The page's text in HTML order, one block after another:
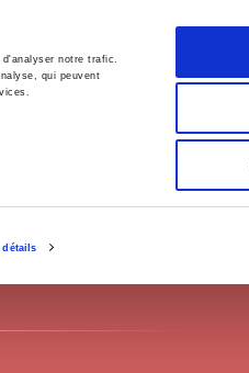
notre trafic.
qui peuvent
détails
English
Politics